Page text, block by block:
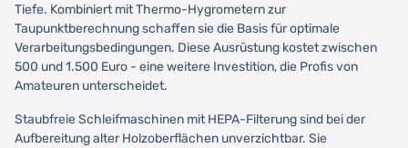
Tiefe. Kombiniert mit Thermo-Hygrometern zur
Taupunktberechnung schaffen sie die Basis für optimale
Verarbeitungsbedingungen. Diese Ausrüstung kostet zwischen
500 und 1.500 Euro - eine weitere Investition, die Profis von
Amateuren unterscheidet.
Staubfreie Schleifmaschinen mit HEPA-Filterung sind bei der
Aufbereitung alter Holzoberflächen unverzichtbar. Sie